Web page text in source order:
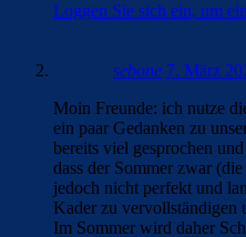
Loggen Sie sich ein, um
sebone 7. März
Moin Freunde: ich nutze
ein paar Gedanken zu
bereits viel gesprochen
dass der Sommer zwar
jedoch nicht perfekt und
Kader zu vervollständigen
Im Sommer wird daher